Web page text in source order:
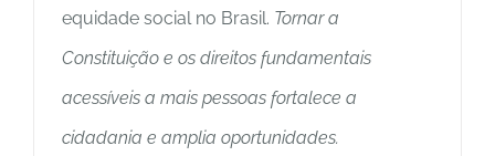
equidade social no Brasil. Tornar a
Constituição e os direitos fundamentais
acessíveis a mais pessoas fortalece a
cidadania e amplia oportunidades.